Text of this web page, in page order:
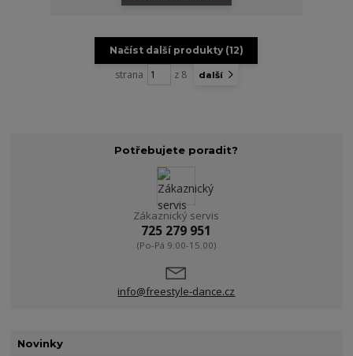
Načíst další produkty (12)
strana z 8 další
Potřebujete poradit?
Zákaznický servis
725 279 951
(Po-Pá 9:00-15.00)
info@freestyle-dance.cz
Novinky